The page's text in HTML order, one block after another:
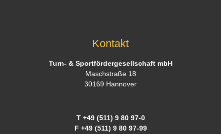
Kontakt
Turn- & Sportfördergesellschaft mbH
Maschstraße 18
30169 Hannover
T +49 (511) 9 80 97-0
F +49 (511) 9 80 97-99